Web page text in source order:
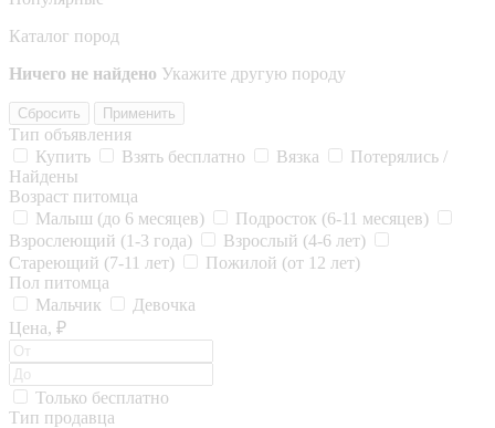
Каталог пород
Ничего не найдено Укажите другую породу
Сбросить Применить
Тип объявления
Купить
Взять бесплатно Вязка
Потерялись /
Найдены
Возраст питомца
Малыш (до 6 месяцев)
Подросток (6-11 месяцев)
Взрослеющий (1-3 года)
Взрослый (4-6 лет)
Стареющий (7-11 лет)
Пожилой (от 12 лет)
Пол питомца
Мальчик
Девочка
Цена, ₽
Только бесплатно
Тип продавца